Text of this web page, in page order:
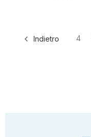
Indietro 4